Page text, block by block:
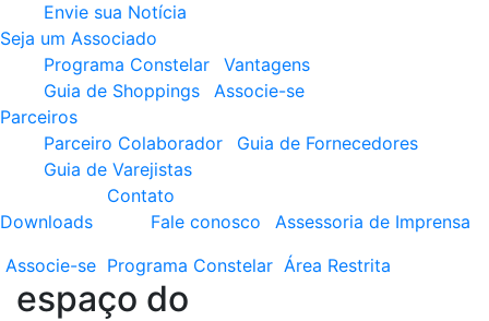
Envie sua Notícia
Seja um Associado
Programa Constelar
Vantagens
Guia de Shoppings
Associe-se
Parceiros
Parceiro Colaborador
Guia de Fornecedores
Guia de Varejistas
Downloads
Contato
Fale conosco
Assessoria de Imprensa
Associe-se Programa Constelar Área Restrita
espaço do